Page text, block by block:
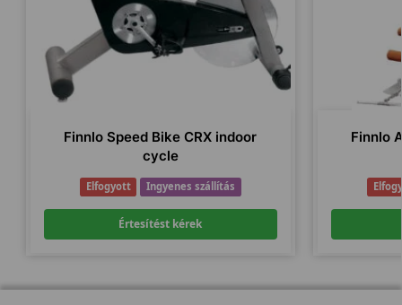
Finnlo Speed Bike CRX indoor
cycle
Elfogyott Ingyenes szállítás
Értesítést kérek
Finnlo